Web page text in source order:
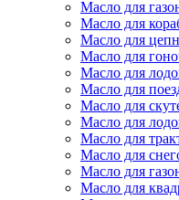
Масло для
Масло для
Масло для
Масло для
Масло для
Масло для
Масло для
Масло для
Масло для
Масло для
Масло для
Масло для